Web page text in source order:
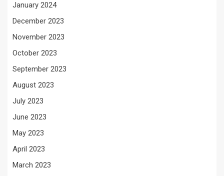
January 2024
December 2023
November 2023
October 2023
September 2023
August 2023
July 2023
June 2023
May 2023
April 2023
March 2023